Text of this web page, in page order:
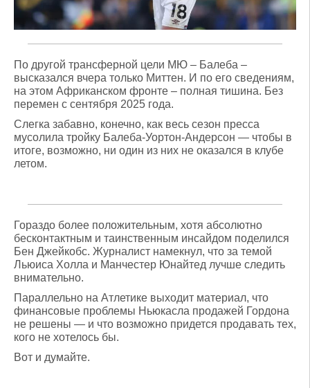
По другой трансферной цели МЮ – Балеба –
высказался вчера только Миттен. И по его сведениям,
на этом Африканском фронте – полная тишина. Без
перемен с сентября 2025 года.
Слегка забавно, конечно, как весь сезон пресса
мусолила тройку Балеба-Уортон-Андерсон — чтобы в
итоге, возможно, ни один из них не оказался в клубе
летом.
Гораздо более положительным, хотя абсолютно
бесконтактным и таинственным инсайдом поделился
Бен Джейкобс. Журналист намекнул, что за темой
Льюиса Холла и Манчестер Юнайтед лучше следить
внимательно.
Параллельно на Атлетике выходит материал, что
финансовые проблемы Ньюкасла продажей Гордона
не решены — и что возможно придется продавать тех,
кого не хотелось бы.
Вот и думайте.